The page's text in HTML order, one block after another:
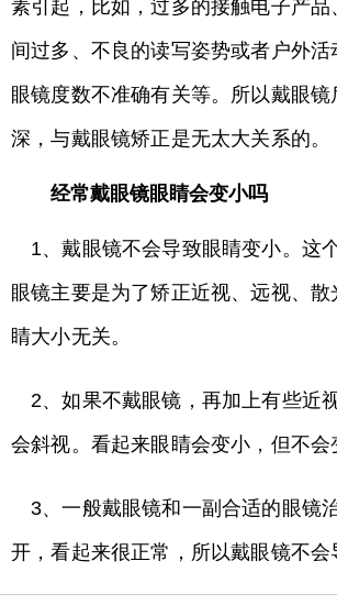
素引起，比如，过多的接触电子产品
间过多、不良的读写姿势或者户外活
眼镜度数不准确有关等。所以戴眼镜
深，与戴眼镜矫正是无太大关系的。
经常戴眼镜眼睛会变小吗
1、戴眼镜不会导致眼睛变小。这
眼镜主要是为了矫正近视、远视、散
睛大小无关。
2、如果不戴眼镜，再加上有些近
会斜视。看起来眼睛会变小，但不会
3、一般戴眼镜和一副合适的眼镜
开，看起来很正常，所以戴眼镜不会